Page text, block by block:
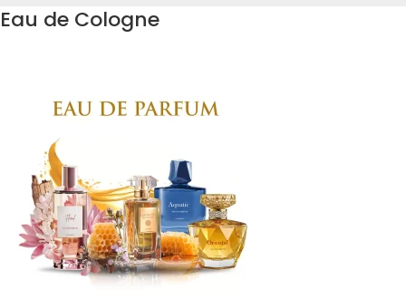
Eau de Cologne